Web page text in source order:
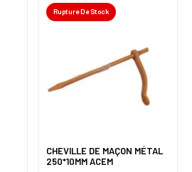
Rupture De Stock
CHEVILLE DE MAÇON MÉTAL
250*10MM ACEM